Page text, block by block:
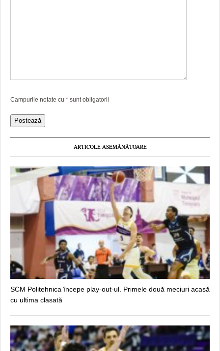
Campurile notate cu * sunt obligatorii
ARTICOLE ASEMĂNĂTOARE
SCM Politehnica începe play-out-ul. Primele două meciuri acasă
cu ultima clasată